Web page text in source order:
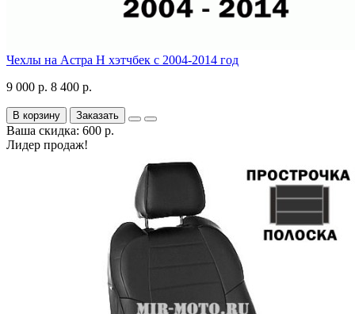
Чехлы на Астра H хэтчбек с 2004-2014 год
9 000 р. 8 400 р.
В корзину Заказать
Ваша скидка: 600 р.
Лидер продаж!